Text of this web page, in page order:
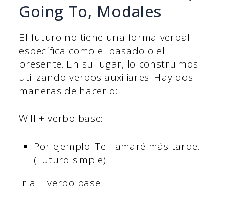
Going To, Modales
El futuro no tiene una forma verbal
específica como el pasado o el
presente. En su lugar, lo construimos
utilizando verbos auxiliares. Hay dos
maneras de hacerlo:
Will + verbo base:
Por ejemplo: Te llamaré más tarde.
(Futuro simple)
Ir a + verbo base: